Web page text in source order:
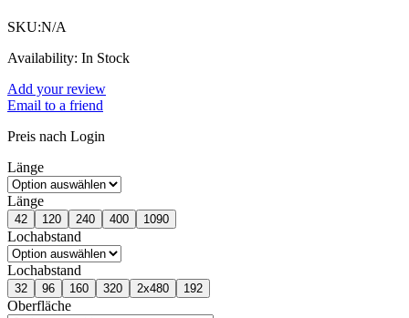
SKU:N/A
Availability: In Stock
Add your review
Email to a friend
Preis nach Login
Länge
Länge
42 120 240 400 1090
Lochabstand
Lochabstand
32 96 160 320 2x480 192
Oberfläche